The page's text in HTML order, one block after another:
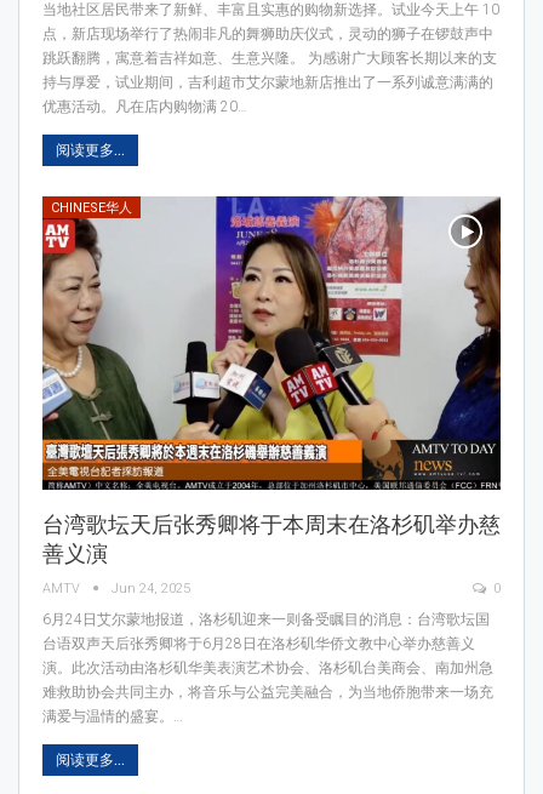
当地社区居民带来了新鲜、丰富且实惠的购物新选择。试业今天上午 10
点，新店现场举行了热闹非凡的舞狮助庆仪式，灵动的狮子在锣鼓声中
跳跃翻腾，寓意着吉祥如意、生意兴隆。 为感谢广大顾客长期以来的支
持与厚爱，试业期间，吉利超市艾尔蒙地新店推出了一系列诚意满满的
优惠活动。凡在店内购物满 20…
阅读更多...
CHINESE华人
台湾歌坛天后张秀卿将于本周末在洛杉矶举办慈
善义演
AMTV Jun 24, 2025 0
6月24日艾尔蒙地报道，洛杉矶迎来一则备受瞩目的消息：台湾歌坛国
台语双声天后张秀卿将于6月28日在洛杉矶华侨文教中心举办慈善义
演。此次活动由洛杉矶华美表演艺术协会、洛杉矶台美商会、南加州急
难救助协会共同主办，将音乐与公益完美融合，为当地侨胞带来一场充
满爱与温情的盛宴。…
阅读更多...